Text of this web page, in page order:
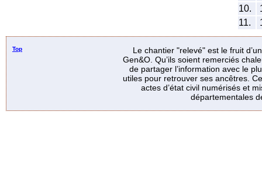
10.
11.
Top
Le chantier "relevé" est le fruit
Gen&O. Qu’ils soient remerciés
de partager l’information avec le
utiles pour retrouver ses ancêtres.
actes d’état civil numérisés et
départementales